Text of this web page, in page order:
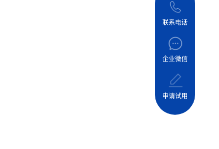
联系电话
企业微信
申请试用